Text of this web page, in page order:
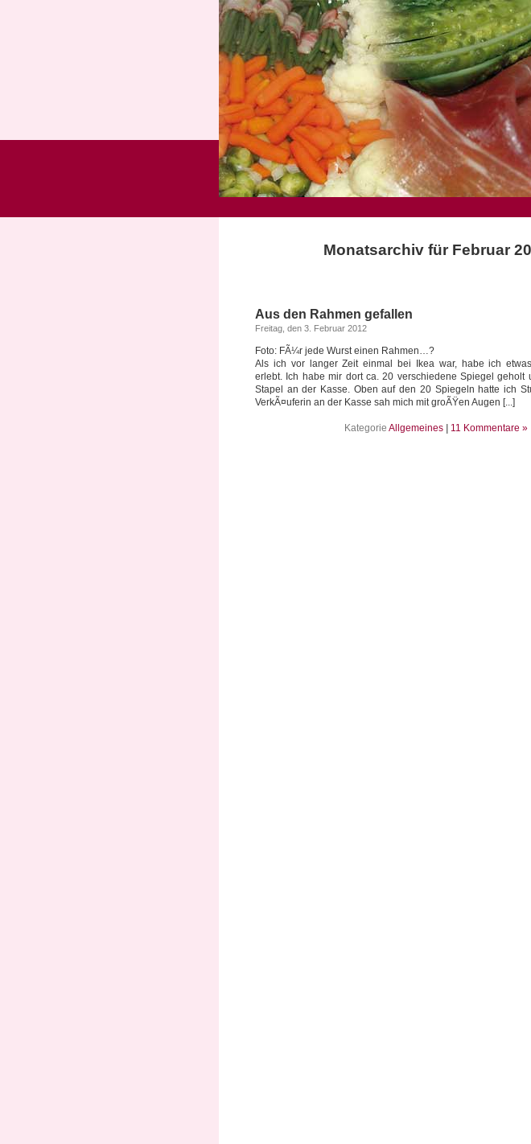
Monatsarchiv für Februar
Aus den Rahmen gefallen
Freitag, den 3. Februar 2012
Foto: FÃ¼r jede Wurst einen Rahmen…?
Als ich vor langer Zeit einmal bei Ikea war, habe ich
erlebt. Ich habe mir dort ca. 20 verschiedene Spiegel geholt
Stapel an der Kasse. Oben auf den 20 Spiegeln hatte ich
VerkÃ¤uferin an der Kasse sah mich mit groÃŸen Augen [...]
Kategorie Allgemeines 11 Kommentare »